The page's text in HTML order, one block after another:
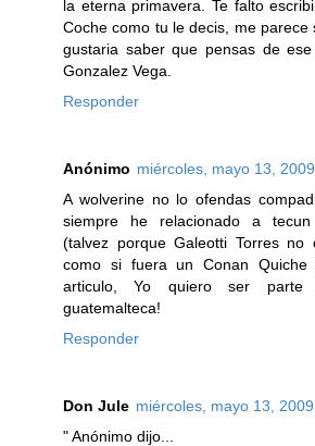
la eterna primavera. Te falto
Coche como tu le decis, me
gustaria saber que pensas de
Gonzalez Vega.
Responder
Anónimo miércoles, mayo 13,
A wolverine no lo ofendas
siempre he relacionado a tecun
(talvez porque Galeotti Torres no
como si fuera un Conan
articulo, Yo quiero ser
guatemalteca!
Responder
Don Jule miércoles, mayo 13,
" Anónimo dijo...